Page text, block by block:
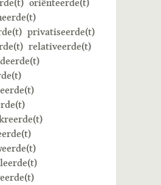
privatiseerde(t)
relativeerde(t)